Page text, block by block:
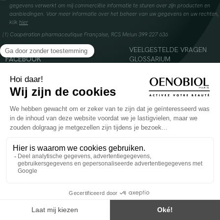
gegevens verwerkt om mij commerciële informatie te sturen over zijn producten en
aanbiedingen. Voor meer informatie over het beheer van uw gegevens en uw rechten,
klik hier
(1) Coopération pharmaceutique Française, RCS Melun 399 227 636
INSTAGRAM
FACEBOOK
YOUTUBE
VEELGESTELDE VRAGEN
GLOSSARIUM
© 2024 Oenobiol Paris
Voedingssupplement dat moet worden geconsumeerd als onderdeel van een gevarieerde,
overschrijden. Enkel voor volwassenen, buiten het bereik van kinderen houden.